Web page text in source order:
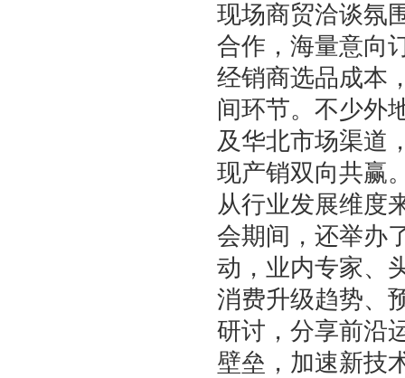
现场商贸洽谈氛
合作，海量意向
经销商选品成本
间环节。不少外
及华北市场渠道
现产销双向共赢
从行业发展维度
会期间，还举办
动，业内专家、
消费升级趋势、
研讨，分享前沿
壁垒，加速新技